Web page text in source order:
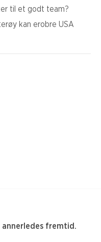
til et godt team?
kan erobre USA
annerledes fremtid.